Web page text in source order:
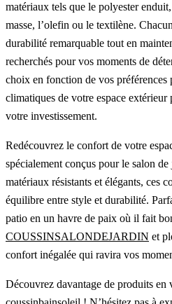
matériaux tels que le polyester
masse, l’olefin ou le textilène.
durabilité remarquable tout en
recherchés pour vos moments de
choix en fonction de vos préférences
climatiques de votre espace
votre investissement.
Redécouvrez le confort de votre
spécialement conçus pour le salon
matériaux résistants et élégants, ces
équilibre entre style et durabilité.
patio en un havre de paix où il fait
COUSSINSALONDEJARDIN et
confort inégalée qui ravira vos
Découvrez davantage de produits